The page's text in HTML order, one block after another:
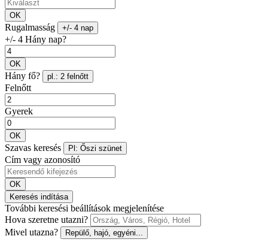
OK
Rugalmasság +/- 4 nap
+/- 4 Hány nap?
OK
Hány fő? pl.: 2 felnőtt
Felnőtt
Gyerek
OK
Szavas keresés Pl: Őszi szünet
Cím vagy azonosító
OK
Keresés indítása
További keresési beállítások megjelenítése
Hova szeretne utazni?
Mivel utazna?
Repülő, hajó, egyéni...